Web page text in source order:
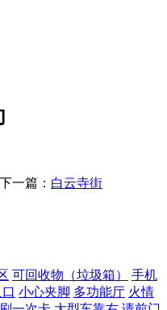
篇： 白云寺街
可回收物（垃圾箱）
手机
小心夹脚 多功能厅 火情